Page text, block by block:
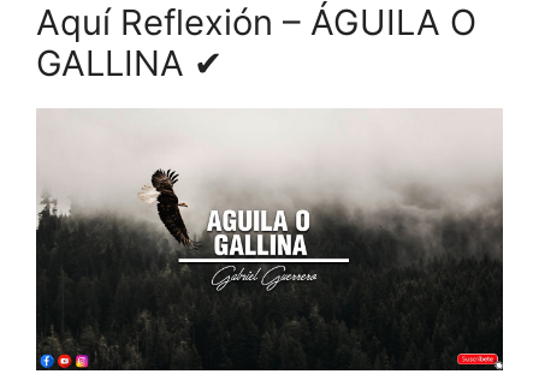
Aquí Reflexión – ÁGUILA O
GALLINA ✔